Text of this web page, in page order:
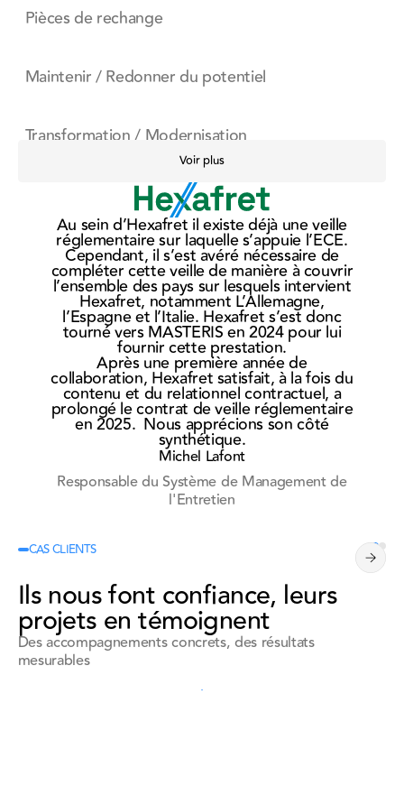
Pièces de rechange
Maintenir / Redonner du potentiel
Transformation / Modernisation
Démantèlement
Formations
Voir plus
Au sein d’Hexafret il existe déjà une veille
réglementaire sur laquelle s’appuie l’ECE.
Cependant, il s’est avéré nécessaire de
compléter cette veille de manière à couvrir
l’ensemble des pays sur lesquels intervient
Hexafret, notamment L’Allemagne,
l’Espagne et l’Italie. Hexafret s’est donc
tourné vers MASTERIS en 2024 pour lui
fournir cette prestation.
Après une première année de
collaboration, Hexafret satisfait, à la fois du
contenu et du relationnel contractuel, a
prolongé le contrat de veille réglementaire
en 2025. Nous apprécions son côté
synthétique.
Michel Lafont
Responsable du Système de Management de
l'Entretien
CAS CLIENTS
Ils nous font confiance, leurs
projets en témoignent
Des accompagnements concrets, des résultats
mesurables
Voir toutes les références